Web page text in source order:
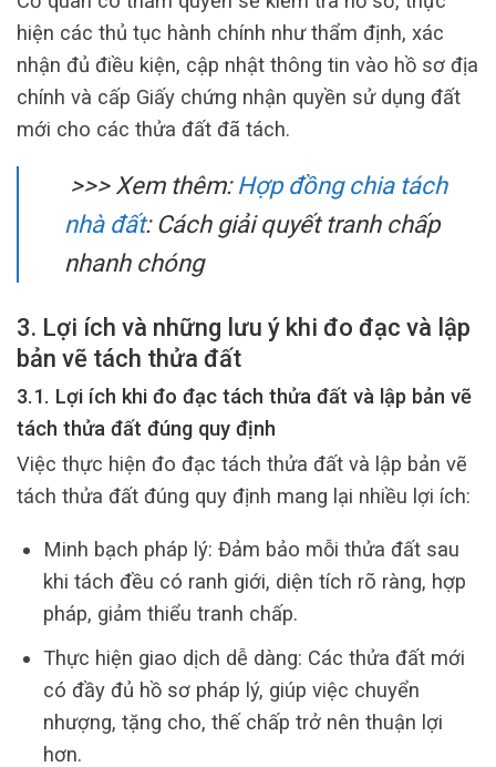
hiện các thủ tục hành chính như thẩm định, xác
nhận đủ điều kiện, cập nhật thông tin vào hồ sơ địa
chính và cấp Giấy chứng nhận quyền sử dụng đất
mới cho các thửa đất đã tách.
>>> Xem thêm:Hợp đồng chia tách
nhà đất: Cách giải quyết tranh chấp
nhanh chóng
3. Lợi ích và những lưu ý khi đo đạc và lập
bản vẽ tách thửa đất
3.1. Lợi ích khi đo đạc tách thửa đất và lập bản vẽ
tách thửa đất đúng quy định
Việc thực hiện đo đạc tách thửa đất và lập bản vẽ
tách thửa đất đúng quy định mang lại nhiều lợi ích:
Minh bạch pháp lý: Đảm bảo mỗi thửa đất sau
khi tách đều có ranh giới, diện tích rõ ràng, hợp
pháp, giảm thiểu tranh chấp.
Thực hiện giao dịch dễ dàng: Các thửa đất mới
có đầy đủ hồ sơ pháp lý, giúp việc chuyển
nhượng, tặng cho, thế chấp trở nên thuận lợi
hơn.